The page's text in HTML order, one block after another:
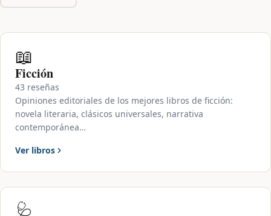
📖
Ficción
43 reseñas
Opiniones editoriales de los mejores libros de ficción:
novela literaria, clásicos universales, narrativa
contemporánea…
Ver libros
🩺